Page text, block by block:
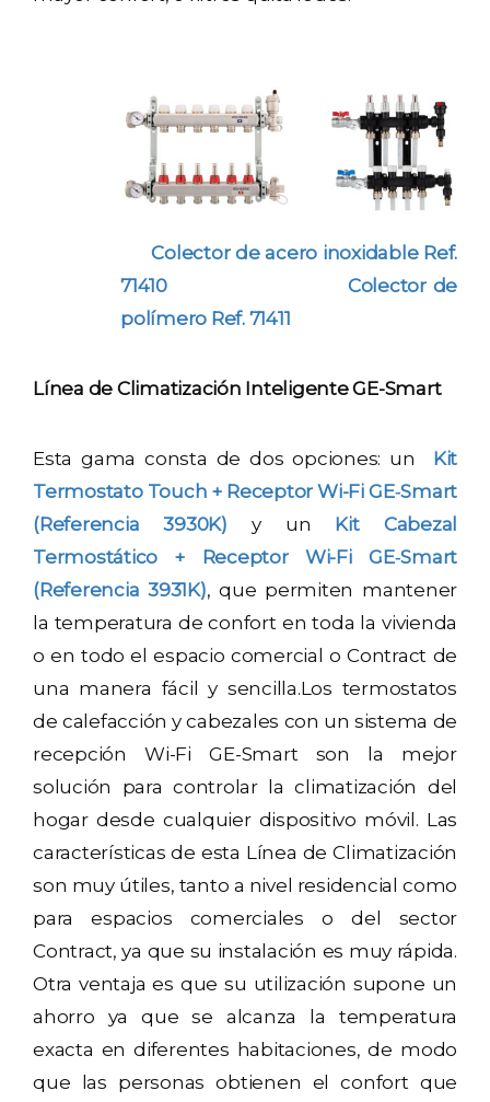
Colector de acero inoxidable Ref.
71410
Colector de
polímero Ref. 71411
Línea de Climatización Inteligente GE-Smart
Esta gama consta de dos opciones: un
Kit
Termostato Touch + Receptor Wi-Fi GE‐Smart
(Referencia 3930K) y un Kit Cabezal
Termostático + Receptor Wi-Fi GE‐Smart
(Referencia 3931K), que permiten mantener
la temperatura de confort en toda la vivienda
o en todo el espacio comercial o Contract de
una manera fácil y sencilla.Los termostatos
de calefacción y cabezales con un sistema de
recepción Wi-Fi GE-Smart son la mejor
solución para controlar la climatización del
hogar desde cualquier dispositivo móvil. Las
características de esta Línea de Climatización
son muy útiles, tanto a nivel residencial como
para espacios comerciales o del sector
Contract, ya que su instalación es muy rápida.
Otra ventaja es que su utilización supone un
ahorro ya que se alcanza la temperatura
exacta en diferentes habitaciones, de modo
que las personas obtienen el confort que